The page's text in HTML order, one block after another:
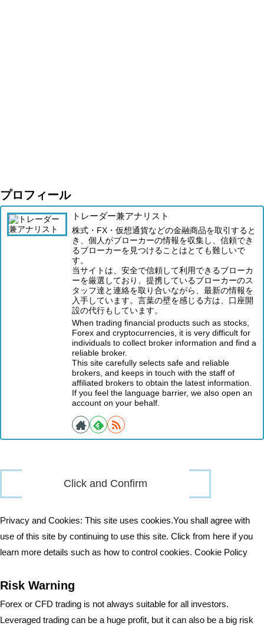
プロフィール
トレーダー兼アナリスト
株式・FX・仮想通貨などの金融商品を取引すると
き、個人がブローカーの情報を収集し、信頼でき
るブローカーを見つけることはとても難しいで
す。
当サイトは、安全で信頼して利用できるブローカ
ーを厳選しており、提携しているブローカーのス
タッフ達と連絡を取り合いながら、最新の情報を
入手しています。言葉の壁を感じる方は、口座開
設の代行もしています。
When trading financial products such as stocks,
Forex and cryptocurrencies, it is very difficult for
individuals to collect broker information and find a
reliable broker.
This site carefully selects safe and reliable
brokers, and keeps in touch with the staff of
affiliated brokers to obtain the latest information.
If you feel the language barrier, we also open an
account on your behalf.
Privacy and Cookies: This site uses cookies.You shall agree with
use of this site by continuing to use this site. Click from here if you
learn more details such as how to control cookies. Cookie Policy
Risk Warning
Forex or CFD trading is not always suitable for all investors.
Leveraged trading can be a huge profit, but it can also be a big risk